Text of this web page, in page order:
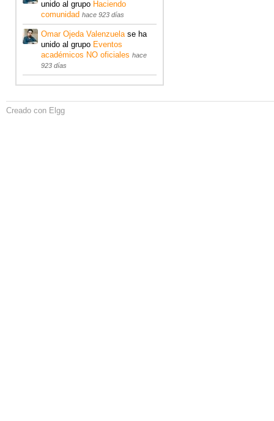
unido al grupo Haciendo
comunidad hace 923 días
Omar Ojeda Valenzuela se ha
unido al grupo Eventos
académicos NO oficiales hace
923 días
Creado con Elgg